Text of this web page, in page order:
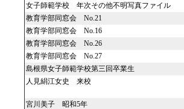
女子師範学校 年次その他不明写真ファイル
教育学部同窓会 No.21
教育学部同窓会 No.16
教育学部同窓会 No.26
教育学部同窓会 No.27
島根県女子師範学校第三回卒業生
人見絹江女史 来校
宮川美子 昭和5年